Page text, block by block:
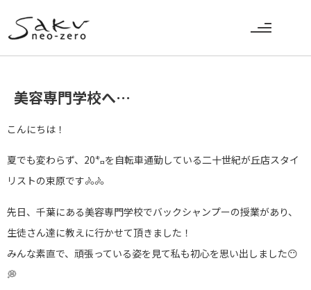
美容専門学校へ…
こんにちは！
夏でも変わらず、20㌔を自転車通勤している二十世紀が丘店スタイ
リストの束原です🚴🚴
先日、千葉にある美容専門学校でバックシャンプーの授業があり、
生徒さん達に教えに行かせて頂きました！
みんな素直で、頑張っている姿を見て私も初心を思い出しました😶
💭